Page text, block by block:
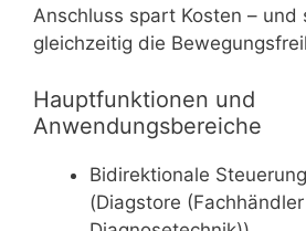
Anschluss spart Kosten – und
gleichzeitig die
Hauptfunktionen und
Anwendungsbereiche
Bidirektionale
(Diagstore